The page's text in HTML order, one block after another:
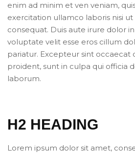
enim ad minim et ven veniam,
exercitation ullamco laboris nisi
consequat. Duis aute irure dolor
voluptate velit esse eros cillum
pariatur. Excepteur sint occaecat
proident, sunt in culpa qui officia
laborum.
H2 HEADING
Lorem ipsum dolor sit amet,